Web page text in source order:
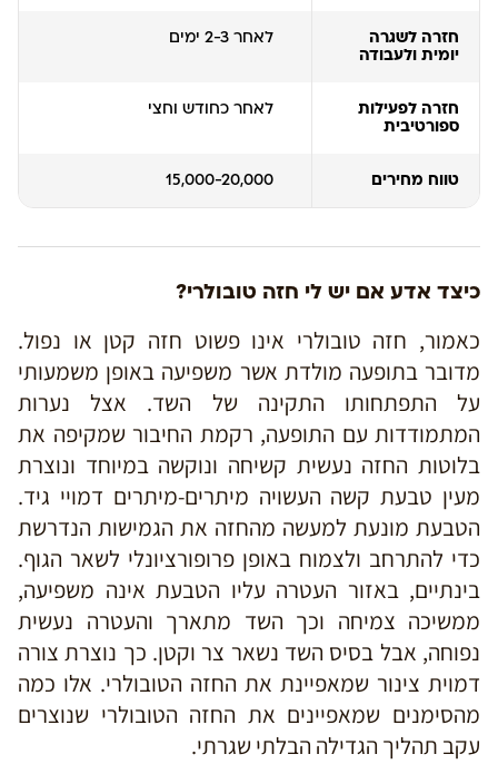
חזרה לשגרה
יומית ולעבודה
לאחר 2-3 ימים
חזרה לפעילות
ספורטיבית
לאחר כחודש וחצי
טווח מחירים 15,000-20,000
כיצד אדע אם יש לי חזה טובולרי?
כאמור, חזה טובולרי אינו פשוט חזה קטן או נפול.
מדובר בתופעה מולדת אשר משפיעה באופן משמעותי
על התפתחותו התקינה של השד. אצל נערות
המתמודדות עם התופעה, רקמת החיבור שמקיפה את
בלוטות החזה נעשית קשיחה ונוקשה במיוחד ונוצרת
מעין טבעת קשה העשויה מיתרים-מיתרים דמויי גיד.
הטבעת מונעת למעשה מהחזה את הגמישות הנדרשת
כדי להתרחב ולצמוח באופן פרופורציונלי לשאר הגוף.
בינתיים, באזור העטרה עליו הטבעת אינה משפיעה,
ממשיכה צמיחה וכך השד מתארך והעטרה נעשית
נפוחה, אבל בסיס השד נשאר צר וקטן. כך נוצרת צורה
דמוית צינור שמאפיינת את החזה הטובולרי. אלו כמה
מהסימנים שמאפיינים את החזה הטובולרי שנוצרים
עקב תהליך הגדילה הבלתי שגרתי.